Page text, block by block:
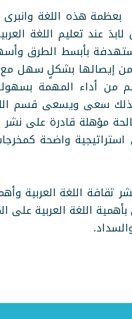
بعظمة هذه اللغة
عند تعليم اللغة
بأبسط الطرق
من إيصالها بشكلٍ سهل
من أداء المهمة
سعى ويسعى قسم
مؤهلة قادرة على نشر
واضحة
اللغة العربية
اللغة العربية على